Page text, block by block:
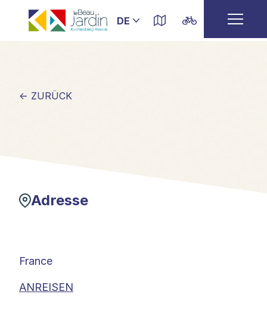
← ZURÜCK
Adresse
France
ANREISEN